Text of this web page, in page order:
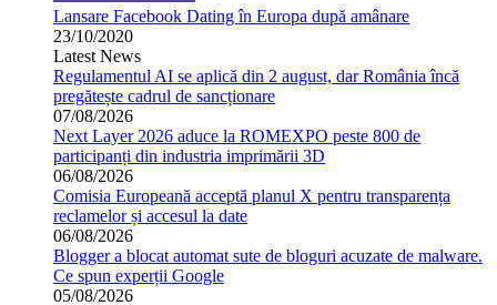
Lansare Facebook Dating în Europa după amânare
23/10/2020
Latest News
Regulamentul AI se aplică din 2 august, dar România încă
pregătește cadrul de sancționare
07/08/2026
Next Layer 2026 aduce la ROMEXPO peste 800 de
participanți din industria imprimării 3D
06/08/2026
Comisia Europeană acceptă planul X pentru transparența
reclamelor și accesul la date
06/08/2026
Blogger a blocat automat sute de bloguri acuzate de malware.
Ce spun experții Google
05/08/2026